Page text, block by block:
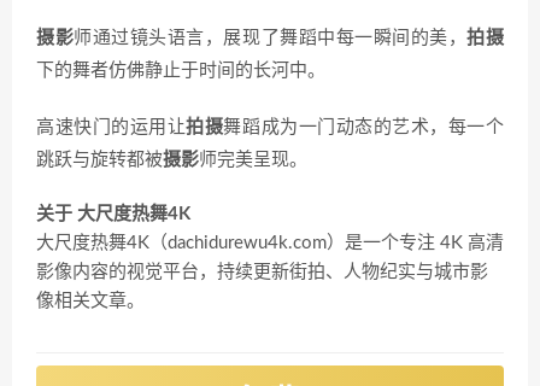
摄影师通过镜头语言，展现了舞蹈中每一瞬间的美，拍摄
下的舞者仿佛静止于时间的长河中。
高速快门的运用让拍摄舞蹈成为一门动态的艺术，每一个
跳跃与旋转都被摄影师完美呈现。
关于 大尺度热舞4K
大尺度热舞4K（dachidurewu4k.com）是一个专注 4K 高清
影像内容的视觉平台，持续更新街拍、人物纪实与城市影
像相关文章。